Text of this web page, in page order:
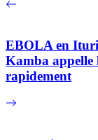
EBOLA en
Kamba appelle
rapidement